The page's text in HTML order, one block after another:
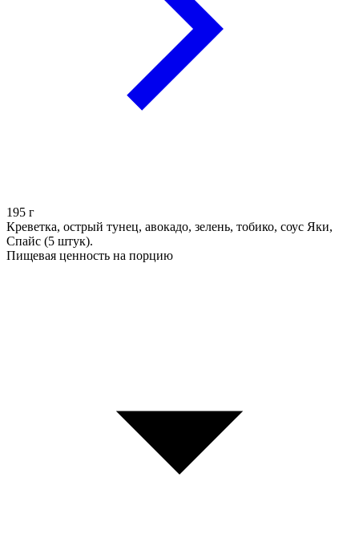
195 г
Креветка, острый тунец, авокадо, зелень, тобико, соус Яки,
Спайс (5 штук).
Пищевая ценность на порцию